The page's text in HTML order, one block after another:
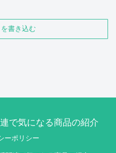
書き込む
で気になる商品の紹介
ーポリシー